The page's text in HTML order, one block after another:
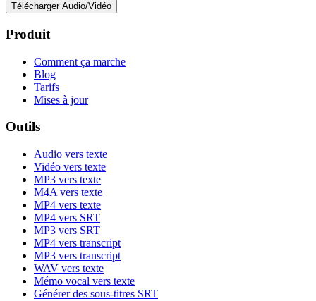
Télécharger Audio/Vidéo
Produit
Comment ça marche
Blog
Tarifs
Mises à jour
Outils
Audio vers texte
Vidéo vers texte
MP3 vers texte
M4A vers texte
MP4 vers texte
MP4 vers SRT
MP3 vers SRT
MP4 vers transcript
MP3 vers transcript
WAV vers texte
Mémo vocal vers texte
Générer des sous-titres SRT